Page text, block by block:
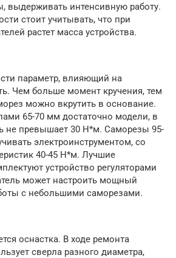
выдерживать интенсивную работу.
стоит учитывать, что при
растет масса устройства.
параметр, влияющий на
Чем больше момент кручения, тем
можно вкрутить в основание.
65-70 мм достаточно модели, в
не превышает 30 Н*м. Саморезы 95-
электроинструментом, со
40-45 Н*м. Лучшие
устройство регуляторами
может настроить мощный
с небольшими саморезами.
оснастка. В ходе ремонта
сверла разного диаметра,